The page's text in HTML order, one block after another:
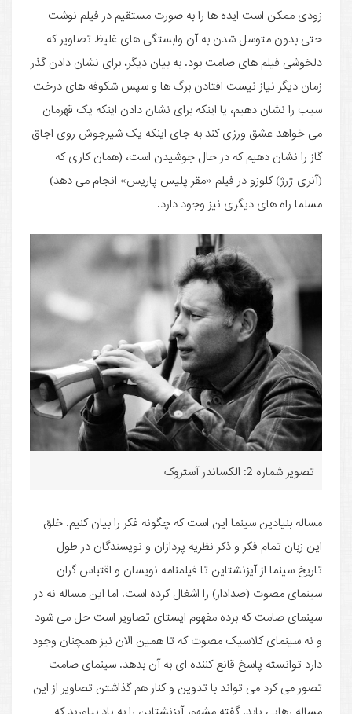
زودی ممکن است ایده ها را به صورت مستقیم در فیلم نوشت
حتی بدون متوسل شدن به آن وابستگی های غلیظ تصاویر که
دلخوشی فیلم های صامت بود. به بیان دیگر، برای نشان دادن گذر
زمان دیگر نیاز نیست افتادن برگ ها و سپس شکوفه های درخت
سیب را نشان دهیم، یا اینکه برای نشان دادن اینکه یک قهرمان
می خواهد عشق ورزی کند به جای اینکه یک شیرجوش روی اجاق
گاز را نشان دهیم که در حال جوشیدن است، (همان کاری که
(آنری-ژرژ) کلوزو در فیلم «مقر پلیس پاریس» انجام می دهد)
مسلما راه های دیگری نیز وجود دارد.
تصویر شماره 2: الکساندر آستروک
مساله بنیادین سینما این است که چگونه فکر را بیان کنیم. خلق
این زبان تمام فکر و ذکر نظریه پردازان و نویسندگان در طول
تاریخ سینما از آیزنشتاین تا فیلمنامه نویسان و اقتباس گران
سینمای مصوت (صدادار) را اشغال کرده است. اما این مساله نه در
سینمای صامت که برده مفهوم ایستای تصاویر است حل می شود
و نه سینمای کلاسیک مصوت که تا همین الان نیز همچنان وجود
دارد توانسته پاسخ قانع کننده ای به آن بدهد. سینمای صامت
تصور می کرد می تواند با تدوین و کنار هم گذاشتن تصاویر از این
مساله رهایی یابد. گفته مشهور آیزنشتاین را به یاد بیاورید که